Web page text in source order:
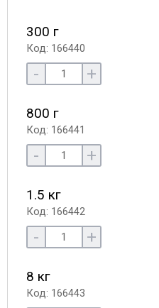
300 г
Код: 166440
- +
800 г
Код: 166441
- +
1.5 кг
Код: 166442
- +
8 кг
Код: 166443